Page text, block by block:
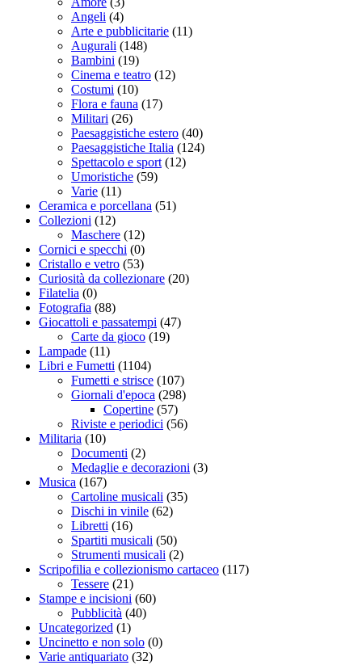
Angeli (4)
Arte e pubblicitarie (11)
Augurali (148)
Bambini (19)
Cinema e teatro (12)
Costumi (10)
Flora e fauna (17)
Militari (26)
Paesaggistiche estero (40)
Paesaggistiche Italia (124)
Spettacolo e sport (12)
Umoristiche (59)
Varie (11)
Ceramica e porcellana (51)
Collezioni (12)
Maschere (12)
Cornici e specchi (0)
Cristallo e vetro (53)
Curiosità da collezionare (20)
Filatelia (0)
Fotografia (88)
Giocattoli e passatempi (47)
Carte da gioco (19)
Lampade (11)
Libri e Fumetti (1104)
Fumetti e strisce (107)
Giornali d'epoca (298)
Copertine (57)
Riviste e periodici (56)
Militaria (10)
Documenti (2)
Medaglie e decorazioni (3)
Musica (167)
Cartoline musicali (35)
Dischi in vinile (62)
Libretti (16)
Spartiti musicali (50)
Strumenti musicali (2)
Scripofilia e collezionismo cartaceo (117)
Tessere (21)
Stampe e incisioni (60)
Pubblicità (40)
Uncategorized (1)
Uncinetto e non solo (0)
Varie antiquariato (32)